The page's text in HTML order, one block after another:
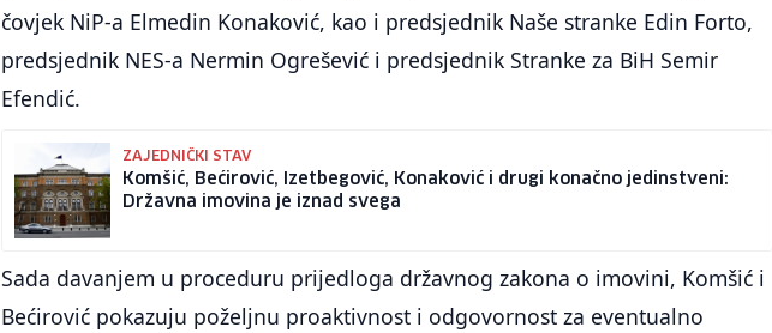
čovjek NiP-a Elmedin Konaković, kao i predsjednik Naše stranke Edin Forto,
predsjednik NES-a Nermin Ogrešević i predsjednik Stranke za BiH Semir
Efendić.
ZAJEDNIČKI STAV
Komšić, Bećirović, Izetbegović, Konaković i drugi konačno jedinstveni:
Državna imovina je iznad svega
Sada davanjem u proceduru prijedloga državnog zakona o imovini, Komšić i
Bećirović pokazuju poželjnu proaktivnost i odgovornost za eventualno